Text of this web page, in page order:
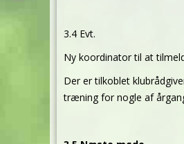
3.4 Evt.
Ny koordinator til at
Der er tilkoblet
træning for nogle af